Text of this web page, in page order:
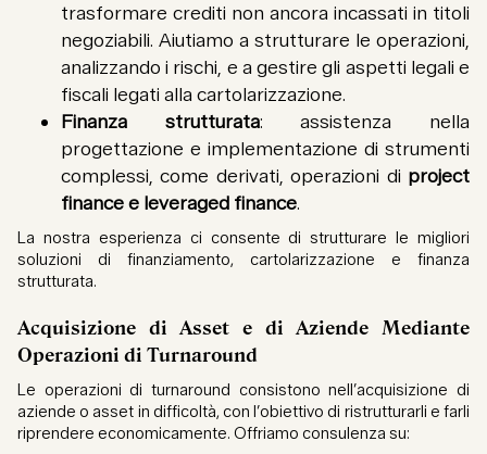
trasformare crediti non ancora incassati in titoli
negoziabili. Aiutiamo a strutturare le operazioni,
analizzando i rischi, e a gestire gli aspetti legali e
fiscali legati alla cartolarizzazione.
Finanza strutturata: assistenza nella
progettazione e implementazione di strumenti
complessi, come derivati, operazioni di project
finance e leveraged finance.
La nostra esperienza ci consente di strutturare le migliori
soluzioni di finanziamento, cartolarizzazione e finanza
strutturata.
Acquisizione di Asset e di Aziende Mediante
Operazioni di Turnaround
Le operazioni di turnaround consistono nell’acquisizione di
aziende o asset in difficoltà, con l’obiettivo di ristrutturarli e farli
riprendere economicamente. Offriamo consulenza su: